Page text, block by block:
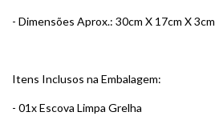
- Dimensões Aprox.: 30cm X 17cm X 3cm
Itens Inclusos na Embalagem:
- 01x Escova Limpa Grelha